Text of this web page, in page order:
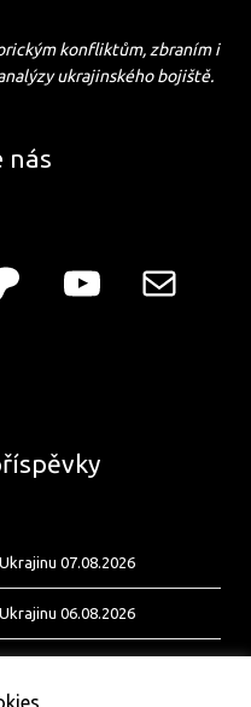
konfliktům, zbraním i
ukrajinského bojiště.
nás
07.08.2026
06.08.2026